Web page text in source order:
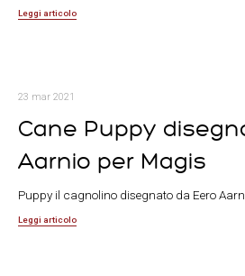
Leggi articolo
23 mar 2021
Cane Puppy
Aarnio per Magis
Puppy il cagnolino disegnato da Eero
Leggi articolo